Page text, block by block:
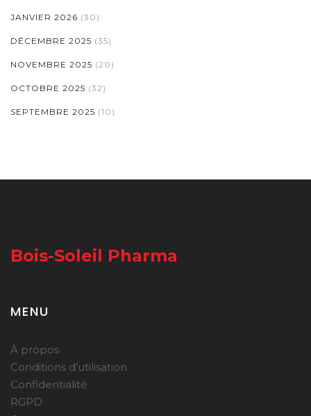
JANVIER 2026 (30)
DÉCEMBRE 2025 (35)
NOVEMBRE 2025 (20)
OCTOBRE 2025 (32)
SEPTEMBRE 2025 (10)
Bois-Soleil Pharma
MENU
À propos
Conditions d’utilisation
Confidentialité
RGPD